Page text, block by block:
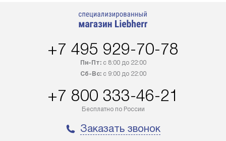
в течение трех дней. Доставка
регионы осуществляется через
100% предоплаты наша компания
до представительства
транспортной компании в городе
условия доставки у менеджера при
Стоимость
обеспечивают
+7 495 929-70-78
Пн-Пт:с 8:00 до 22:00
Сб-Вс:с 9:00 до 22:00
+7 800 333-46-21
Бесплатно по России
Заказать звонок